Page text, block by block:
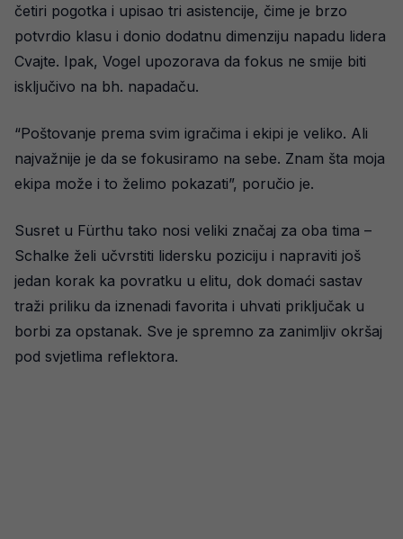
četiri pogotka i upisao tri asistencije, čime je brzo
potvrdio klasu i donio dodatnu dimenziju napadu lidera
Cvajte. Ipak, Vogel upozorava da fokus ne smije biti
isključivo na bh. napadaču.
“Poštovanje prema svim igračima i ekipi je veliko. Ali
najvažnije je da se fokusiramo na sebe. Znam šta moja
ekipa može i to želimo pokazati”, poručio je.
Susret u Fürthu tako nosi veliki značaj za oba tima –
Schalke želi učvrstiti lidersku poziciju i napraviti još
jedan korak ka povratku u elitu, dok domaći sastav
traži priliku da iznenadi favorita i uhvati priključak u
borbi za opstanak. Sve je spremno za zanimljiv okršaj
pod svjetlima reflektora.